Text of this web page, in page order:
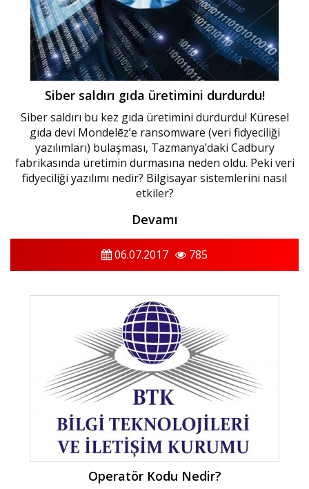
Siber saldırı gıda üretimini durdurdu!
Siber saldırı bu kez gıda üretimini durdurdu! Küresel
gıda devi Mondelēz’e ransomware (veri fidyeciliği
yazılımları) bulaşması, Tazmanya’daki Cadbury
fabrikasında üretimin durmasına neden oldu. Peki veri
fidyeciliği yazılımı nedir? Bilgisayar sistemlerini nasıl
etkiler?
Devamı
06.07.2017 785
Operatör Kodu Nedir?